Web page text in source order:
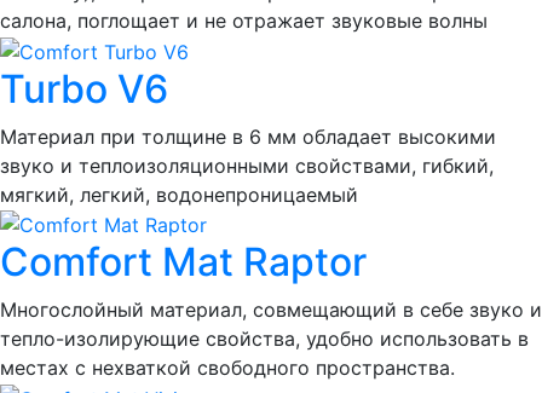
салона, поглощает и не отражает звуковые волны
Turbo V6
Материал при толщине в 6 мм обладает высокими
звуко и теплоизоляционными свойствами, гибкий,
мягкий, легкий, водонепроницаемый
Comfort Mat Raptor
Многослойный материал, совмещающий в себе звуко и
тепло-изолирующие свойства, удобно использовать в
местах с нехваткой свободного пространства.